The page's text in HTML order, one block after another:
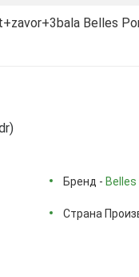
Belles
Бренд -
Страна